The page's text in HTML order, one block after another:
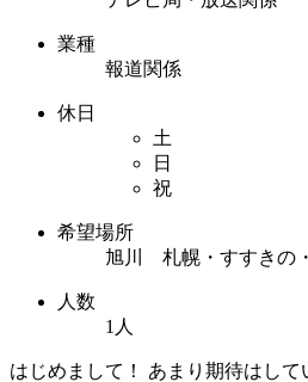
業種
報道関係
休日
土
日
祝
希望場所
旭川 札幌・すすきの
人数
1人
はじめまして！ あまり期待はして